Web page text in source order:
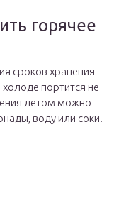
горячее
сроков хранения
портится не
летом можно
воду или соки.